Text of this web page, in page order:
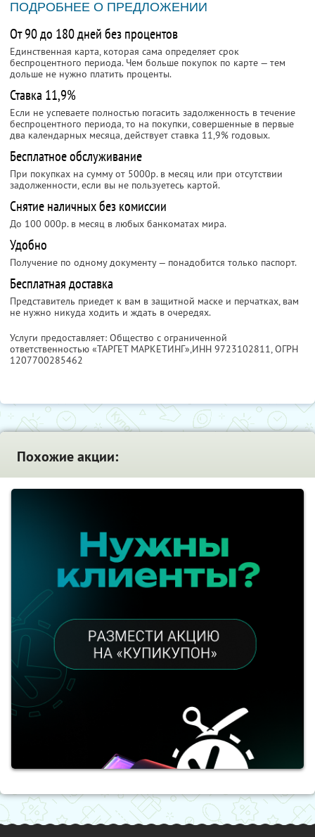
ПОДРОБНЕЕ О ПРЕДЛОЖЕНИИ
От 90 до 180 дней без процентов
Единственная карта, которая сама определяет срок
беспроцентного периода. Чем больше покупок по карте — тем
дольше не нужно платить проценты.
Ставка 11,9%
Если не успеваете полностью погасить задолженность в течение
беспроцентного периода, то на покупки, совершенные в первые
два календарных месяца, действует ставка 11,9% годовых.
Бесплатное обслуживание
При покупках на сумму от 5000р. в месяц или при отсутствии
задолженности, если вы не пользуетесь картой.
Снятие наличных без комиссии
До 100 000р. в месяц в любых банкоматах мира.
Удобно
Получение по одному документу — понадобится только паспорт.
Бесплатная доставка
Представитель приедет к вам в защитной маске и перчатках, вам
не нужно никуда ходить и ждать в очередях.
Услуги предоставляет: Общество с ограниченной
ответственностью «ТАРГЕТ МАРКЕТИНГ»,ИНН 9723102811, ОГРН
1207700285462
Похожие акции: